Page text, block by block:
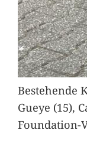
Bestehende
Gueye (15),
Foundation-